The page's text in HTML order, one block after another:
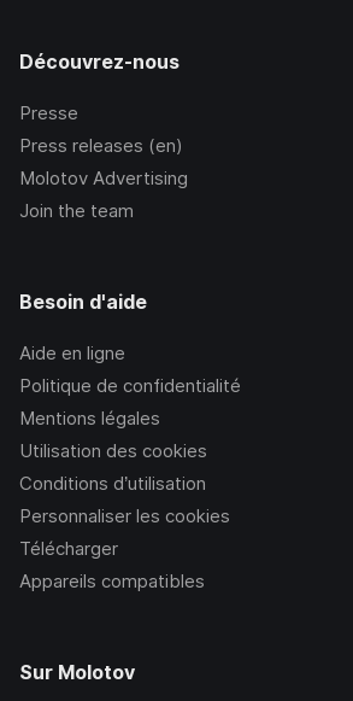
Découvrez-nous
Presse
Press releases (en)
Molotov Advertising
Join the team
Besoin d'aide
Aide en ligne
Politique de confidentialité
Mentions légales
Utilisation des cookies
Conditions d’utilisation
Personnaliser les cookies
Télécharger
Appareils compatibles
Sur Molotov